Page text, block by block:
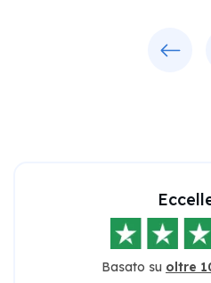
Basato su oltre